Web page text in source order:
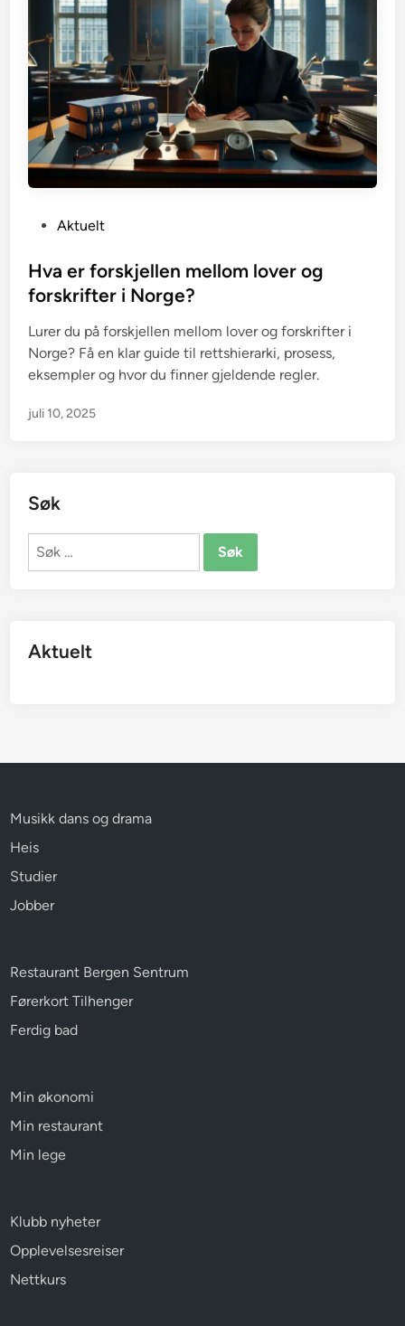
s
t
d
i
n
Aktuelt
Hva er forskjellen mellom lover og
forskrifter i Norge?
Lurer du på forskjellen mellom lover og forskrifter i
Norge? Få en klar guide til rettshierarki, prosess,
eksempler og hvor du finner gjeldende regler.
juli 10, 2025
Søk
Søk
Aktuelt
Musikk dans og drama
Heis
Studier
Jobber
Restaurant Bergen Sentrum
Førerkort Tilhenger
Ferdig bad
Min økonomi
Min restaurant
Min lege
Klubb nyheter
Opplevelsesreiser
Nettkurs